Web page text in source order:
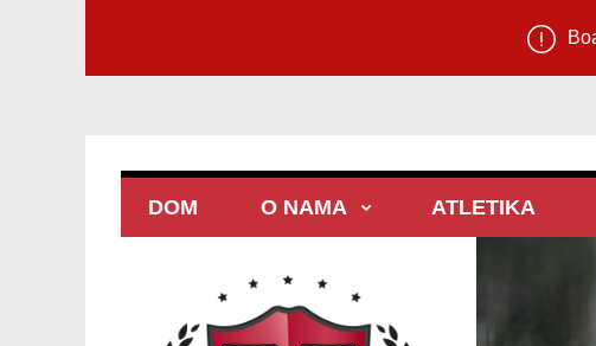
DOM O NAMA ATLETIKA